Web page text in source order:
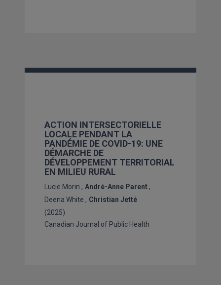
ACTION INTERSECTORIELLE
LOCALE PENDANT LA
PANDÉMIE DE COVID-19: UNE
DÉMARCHE DE
DÉVELOPPEMENT TERRITORIAL
EN MILIEU RURAL
Lucie Morin
André-Anne Parent
Deena White
Christian Jetté
(2025)
Canadian Journal of Public Health